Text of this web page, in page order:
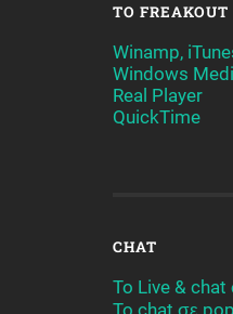
TO
Winamp,
Windows
Real Player
QuickTime
CHAT
To Live & chat
To chat σε